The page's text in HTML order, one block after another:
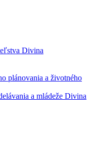
Divina
plánovania a životného
a mládeže Divina